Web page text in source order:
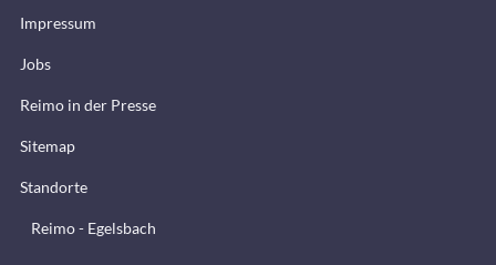
Impressum
Jobs
Reimo in der Presse
Sitemap
Standorte
Reimo - Egelsbach